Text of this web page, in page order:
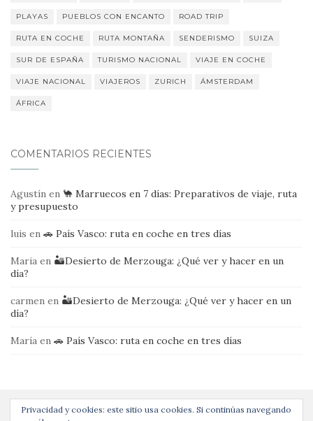
PLAYAS PUEBLOS CON ENCANTO ROAD TRIP
RUTA EN COCHE RUTA MONTAÑA SENDERISMO SUIZA
SUR DE ESPAÑA TURISMO NACIONAL VIAJE EN COCHE
VIAJE NACIONAL VIAJEROS ZURICH ÁMSTERDAM
ÁFRICA
COMENTARIOS RECIENTES
Agustín en 🐪 Marruecos en 7 días: Preparativos de viaje, ruta
y presupuesto
luis en 🚗 País Vasco: ruta en coche en tres días
Maria en 🏜️Desierto de Merzouga: ¿Qué ver y hacer en un
día?
carmen en 🏜️Desierto de Merzouga: ¿Qué ver y hacer en un
día?
María en 🚗 País Vasco: ruta en coche en tres días
Privacidad y cookies: este sitio usa cookies. Si continúas navegando